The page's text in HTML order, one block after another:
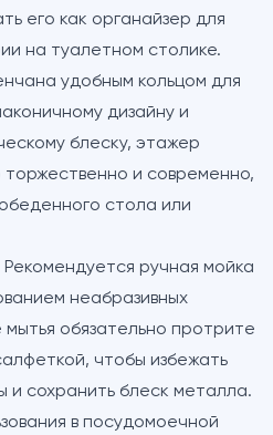
его как органайзер для
на туалетном столике.
удобным кольцом для
дизайну и
блеску, этажер
и современно,
стола или
Рекомендуется ручная мойка
неабразивных
обязательно протрите
чтобы избежать
и сохранить блеск металла.
в посудомоечной